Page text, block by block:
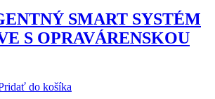
SMART SYSTÉM
S OPRAVÁRENSKOU
do košíka